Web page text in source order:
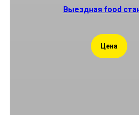
Выездная food
Цена